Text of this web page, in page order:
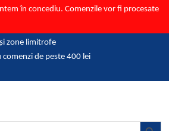
în concediu. Comenzile vor fi procesate
zone limitrofe
de peste 400 lei
Search Button